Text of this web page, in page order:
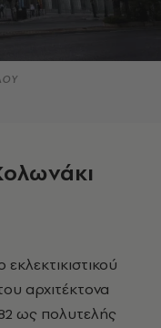
αρχιτέκτονα
ως πολυτελής